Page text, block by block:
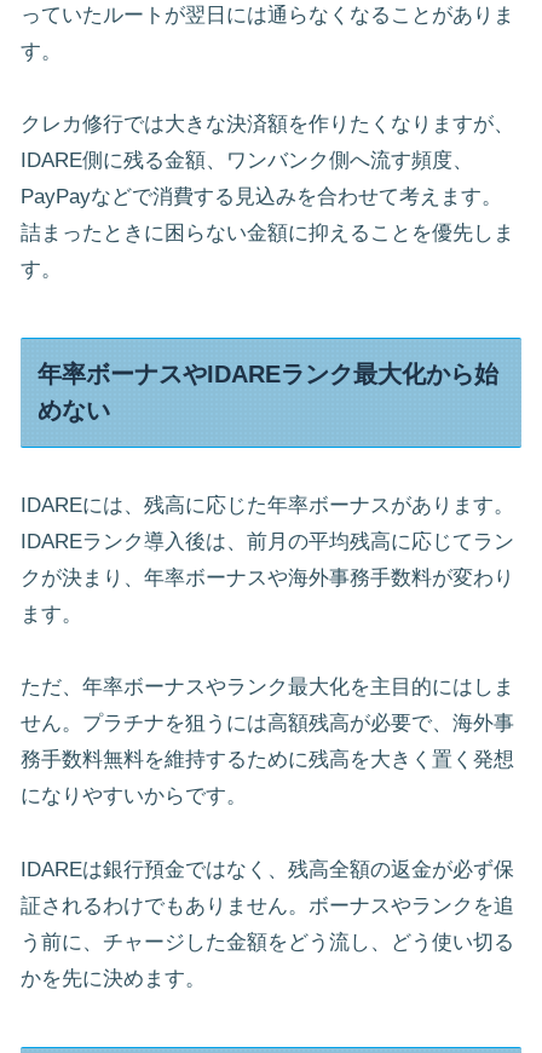
っていたルートが翌日には通らなくなることがありま
す。
クレカ修行では大きな決済額を作りたくなりますが、
IDARE側に残る金額、ワンバンク側へ流す頻度、
PayPayなどで消費する見込みを合わせて考えます。
詰まったときに困らない金額に抑えることを優先しま
す。
年率ボーナスやIDAREランク最大化から始
めない
IDAREには、残高に応じた年率ボーナスがあります。
IDAREランク導入後は、前月の平均残高に応じてラン
クが決まり、年率ボーナスや海外事務手数料が変わり
ます。
ただ、年率ボーナスやランク最大化を主目的にはしま
せん。プラチナを狙うには高額残高が必要で、海外事
務手数料無料を維持するために残高を大きく置く発想
になりやすいからです。
IDAREは銀行預金ではなく、残高全額の返金が必ず保
証されるわけでもありません。ボーナスやランクを追
う前に、チャージした金額をどう流し、どう使い切る
かを先に決めます。